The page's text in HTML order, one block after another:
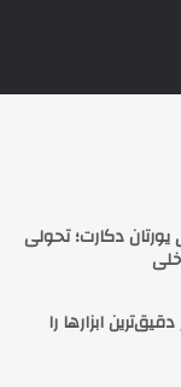
دکارت؛ تحولی
ابزارها را